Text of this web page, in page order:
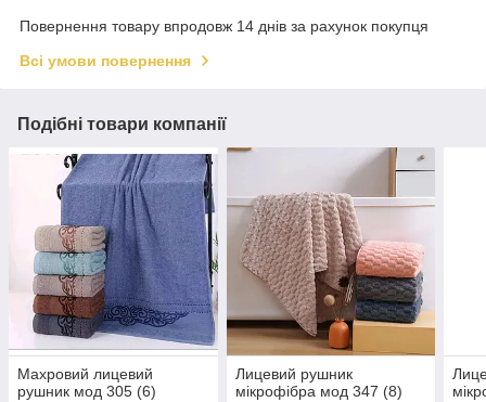
Повернення товару впродовж 14 днів за рахунок покупця
Всі умови повернення
Подібні товари компанії
Махровий лицевий
рушник мод 305 (6)
Лицевий рушник
мікрофібра мод 347 (8)